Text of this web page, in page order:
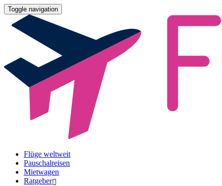
Toggle navigation
Flüge weltweit
Pauschalreisen
Mietwagen
Ratgeber